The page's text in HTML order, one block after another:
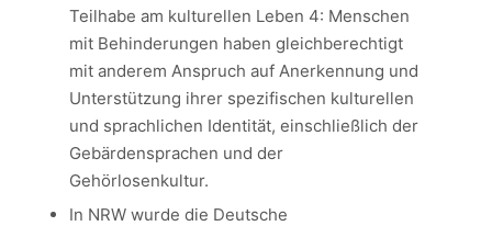
Teilhabe am kulturellen Leben 4: Menschen
mit Behinderungen haben gleichberechtigt
mit anderem Anspruch auf Anerkennung und
Unterstützung ihrer spezifischen kulturellen
und sprachlichen Identität, einschließlich der
Gebärdensprachen und der
Gehörlosenkultur.
In NRW wurde die Deutsche